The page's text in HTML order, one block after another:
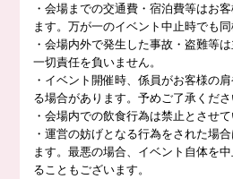
・会場までの交通費・宿泊費等はお
ます。万が一のイベント中止時でも同
・会場内外で発生した事故・盗難等
一切責任を負いません。
・イベント開催時、係員がお客様の
る場合があります。予めご了承くださ
・会場内での飲食行為は禁止とさせて
・運営の妨げとなる行為をされた場
ます。最悪の場合、イベント自体を中
ることもございます。